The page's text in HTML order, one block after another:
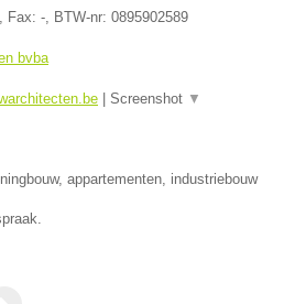
, Fax: - , BTW-nr: 0895902589
bvba
Screenshot ▼
appartementen, industriebouw